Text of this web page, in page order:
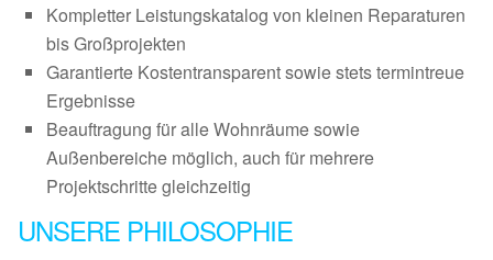
Kompletter Leistungskatalog von kleinen Reparaturen
bis Großprojekten
Garantierte Kostentransparent sowie stets termintreue
Ergebnisse
Beauftragung für alle Wohnräume sowie
Außenbereiche möglich, auch für mehrere
Projektschritte gleichzeitig
UNSERE PHILOSOPHIE